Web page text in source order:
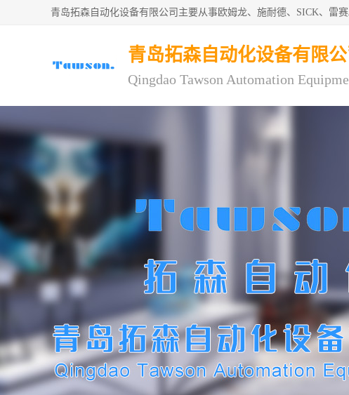
青岛拓森自动化设备有限公司主要从事欧姆龙、施耐德、SICK、雷
青岛拓森自动化设备有限
Qingdao Tawson Automation